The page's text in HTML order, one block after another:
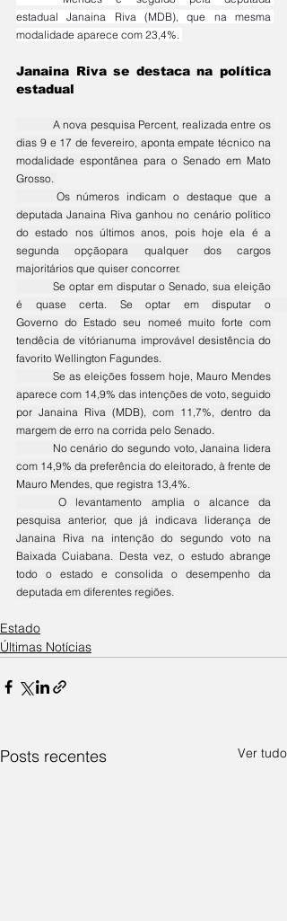
estadual Janaina Riva (MDB), que na mesma
modalidade aparece com 23,4%.
Janaina Riva se destaca na política
estadual
dias 9 e 17 de fevereiro, aponta empate técnico na
modalidade espontânea para o Senado em Mato
Grosso.
deputada Janaina Riva ganhou no cenário político
do estado nos últimos anos, pois hoje ela é a
segunda opçãopara qualquer dos cargos
majoritários que quiser concorrer.
é quase certa.
Se optar em disputar o
Governo do Estado seu nomeé muito forte com
tendêcia de vitórianuma improvável desistência do
favorito Wellington Fagundes.
Se as eleições fossem hoje, Mauro Mendes
aparece com 14,9% das intenções de voto, seguido
por Janaina Riva (MDB), com 11,7%, dentro da
margem de erro na corrida pelo Senado.
com 14,9% da preferência do eleitorado, à frente de
Mauro Mendes, que registra 13,4%.
	O levantamento amplia o alcance da
pesquisa anterior, que já indicava liderança de
Janaina Riva na intenção do segundo voto na
Baixada Cuiabana. Desta vez, o estudo abrange
todo o estado e consolida o desempenho da
deputada em diferentes regiões.
Estado
Últimas Notícias
Posts recentes Ver tudo